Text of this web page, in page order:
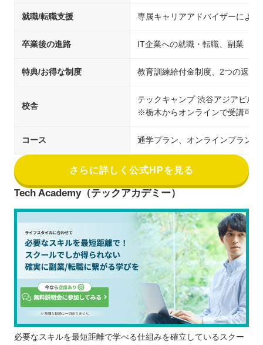
就職/転職支援 専属キャリアアドバイザーによ
卒業後の進路 IT企業への就職・転職、副業
特典/お得な制度 教育訓練給付金制度、2つの返金
校舎
テックキャンプ 渋谷アジアビル校
※栃木からオンラインで受講可能
コース 通学プラン、オンラインプラン
さらに詳しく公式HPを見る
Tech Academy（テックアカデミー）
必要なスキルを最短距離で学べる仕組みを確立しているスクー